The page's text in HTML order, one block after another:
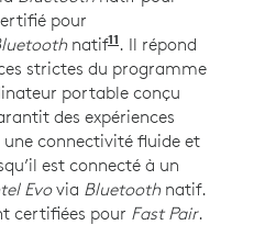
version UC uniquement.
pour
natif11 Nécessite
. Il répond
strictes du programme
portable conçu
le micrologiciel Zone
des expériences
connectivité fluide et
est connecté à un
Evovia Bluetoothnatif.
certifiées pour Fast Pair.